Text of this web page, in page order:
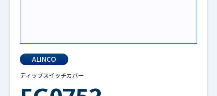
ALINCO
ディップスイッチカバー